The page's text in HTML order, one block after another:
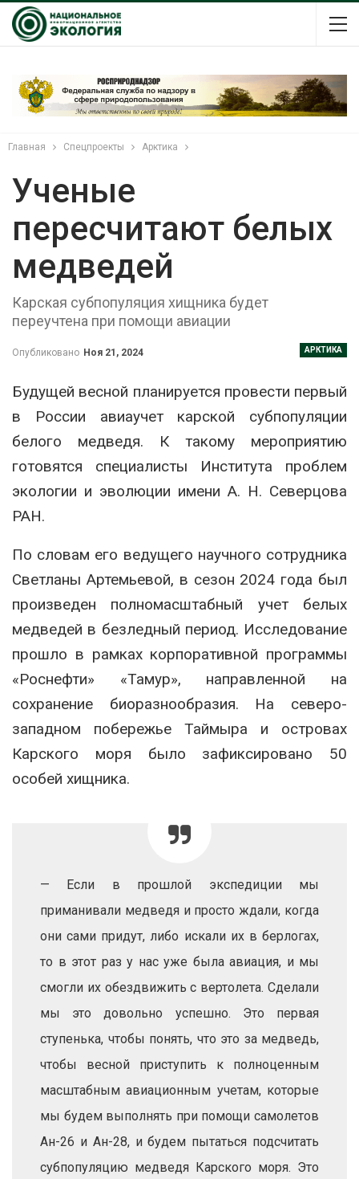
Главная Спецпроекты Арктика
Ученые
пересчитают белых
медведей
Карская субпопуляция хищника будет
переучтена при помощи авиации
АРКТИКА
Опубликовано Ноя 21, 2024
Будущей весной планируется провести первый
в России авиаучет карской субпопуляции
белого медведя. К такому мероприятию
готовятся специалисты Института проблем
экологии и эволюции имени А. Н. Северцова
РАН.
По словам его ведущего научного сотрудника
Светланы Артемьевой, в сезон 2024 года был
произведен полномасштабный учет белых
медведей в безледный период. Исследование
прошло в рамках корпоративной программы
«Роснефти» «Тамур», направленной на
сохранение биоразнообразия. На северо-
западном побережье Таймыра и островах
Карского моря было зафиксировано 50
особей хищника.
— Если в прошлой экспедиции мы
приманивали медведя и просто ждали, когда
они сами придут, либо искали их в берлогах,
то в этот раз у нас уже была авиация, и мы
смогли их обездвижить с вертолета. Сделали
мы это довольно успешно. Это первая
ступенька, чтобы понять, что это за медведь,
чтобы весной приступить к полноценным
масштабным авиационным учетам, которые
мы будем выполнять при помощи самолетов
Ан-26 и Ан-28, и будем пытаться подсчитать
субпопуляцию медведя Карского моря. Это